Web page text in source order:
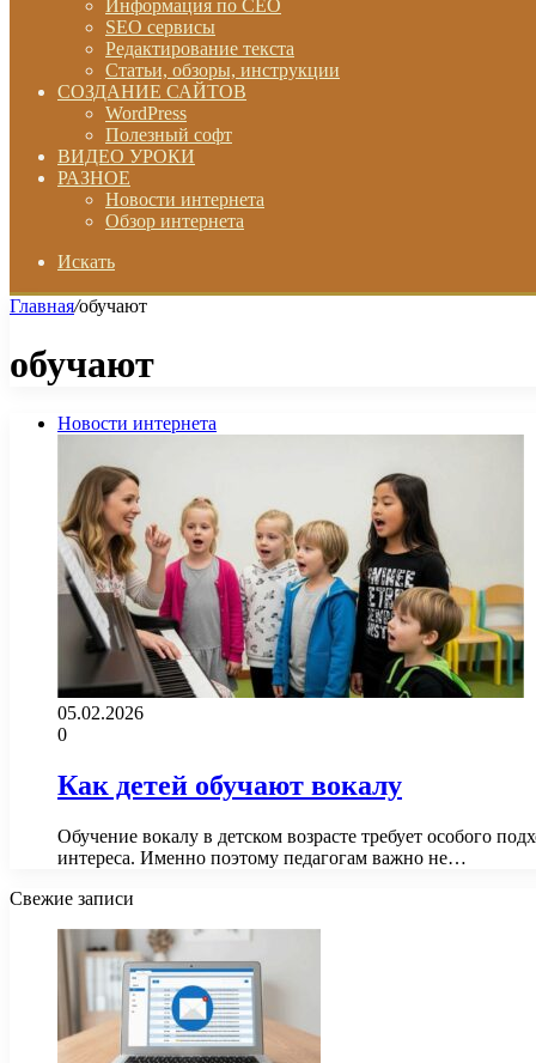
Информация по СЕО
SEO сервисы
Редактирование текста
Статьи, обзоры, инструкции
СОЗДАНИЕ САЙТОВ
WordPress
Полезный софт
ВИДЕО УРОКИ
РАЗНОЕ
Новости интернета
Обзор интернета
Искать
Главная/обучают
обучают
Новости интернета
05.02.2026
0
Как детей обучают вокалу
Обучение вокалу в детском возрасте требует особого
интереса. Именно поэтому педагогам важно не…
Свежие записи